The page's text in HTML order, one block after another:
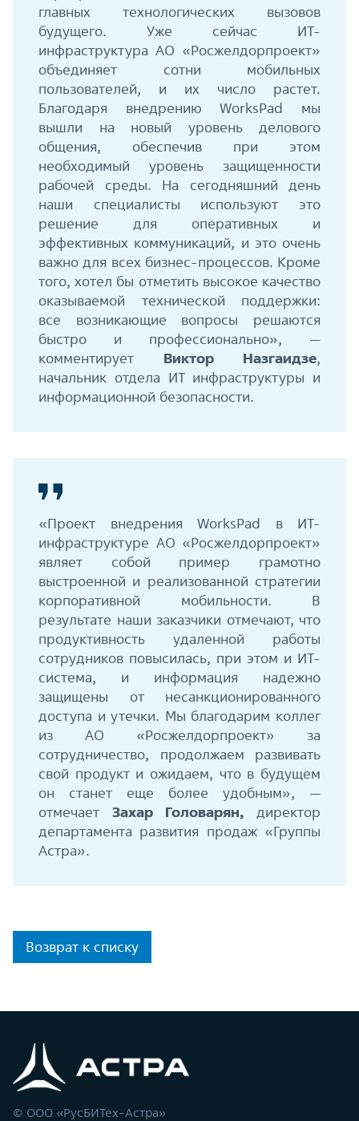
главных технологических вызовов
будущего. Уже сейчас ИТ-
инфраструктура АО «Росжелдорпроект»
объединяет сотни мобильных
пользователей, и их число растет.
Благодаря внедрению WorksPad мы
вышли на новый уровень делового
общения, обеспечив при этом
необходимый уровень защищенности
рабочей среды. На сегодняшний день
наши специалисты используют это
решение для оперативных и
эффективных коммуникаций, и это очень
важно для всех бизнес-процессов. Кроме
того, хотел бы отметить высокое качество
оказываемой технической поддержки:
все возникающие вопросы решаются
быстро и профессионально», —
комментирует Виктор Назгаидзе
начальник отдела ИТ инфраструктуры и
информационной безопасности.
«Проект внедрения WorksPad в ИТ-
инфраструктуре АО «Росжелдорпроект»
являет собой пример грамотно
выстроенной и реализованной стратегии
корпоративной мобильности. В
результате наши заказчики отмечают, что
продуктивность удаленной работы
сотрудников повысилась, при этом и ИТ-
система, и информация надежно
защищены от несанкционированного
доступа и утечки. Мы благодарим коллег
из АО «Росжелдорпроект» за
сотрудничество, продолжаем развивать
свой продукт и ожидаем, что в будущем
он станет еще более удобным», —
отмечает Захар Головарян, директор
департамента развития продаж «Группы
Астра».
Возврат к списку
© ООО «РусБИТех-Астра»